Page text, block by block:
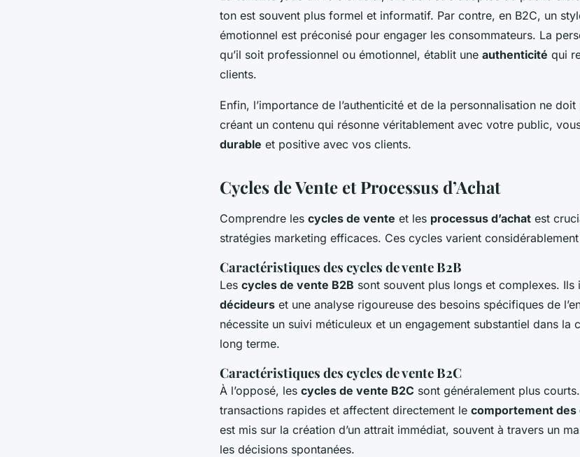
ton est souvent plus formel et informatif. Par contre, en B2C, un
émotionnel est préconisé pour engager les consommateurs. La
qu’il soit professionnel ou émotionnel, établit une authenticité qui
clients.
Enfin, l’importance de l’authenticité et de la personnalisation ne
créant un contenu qui résonne véritablement avec votre public,
durable et positive avec vos clients.
Cycles de Vente et Processus d’Achat
Comprendre les cycles de vente et les processus d’achat est
stratégies marketing efficaces. Ces cycles varient
Caractéristiques des cycles de vente B2B
Les cycles de vente B2B sont souvent plus longs et complexes. Ils
décideurs et une analyse rigoureuse des besoins spécifiques de
nécessite un suivi méticuleux et un engagement substantiel dans la
long terme.
Caractéristiques des cycles de vente B2C
À l’opposé, les cycles de vente B2C sont généralement plus
transactions rapides et affectent directement le comportement
est mis sur la création d’un attrait immédiat, souvent à travers un
les décisions spontanées.